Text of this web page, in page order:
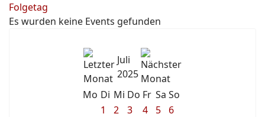
Folgetag
Es wurden keine Events gefunden
Juli
2025
Mo Di Mi Do Fr Sa So
1
2 3 4 5
6